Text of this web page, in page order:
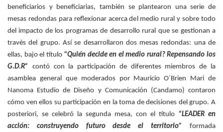
beneficiarios y beneficiarias, también se plantearon una serie de
mesas redondas para reflexionar acerca del medio rural y sobre todo
del impacto de los programas de desarrollo rural que se gestionan a
través del grupo. Así se desarrollaron dos mesas redondas: una de
ellas, bajo el título “Quién decide en el medio rural? Repensando los
G.D.R” contó con la participación de diferentes miembros de la
asamblea general que moderados por Mauricio O´Brien Mari de
Nanoma Estudio de Diseño y Comunicación (Candamo) contaron
cómo ven ellos su participación en la toma de decisiones del grupo. A
posteriori, se celebró la segunda mesa, con el título “LEADER en
acción: construyendo futuro desde el territorio” formada